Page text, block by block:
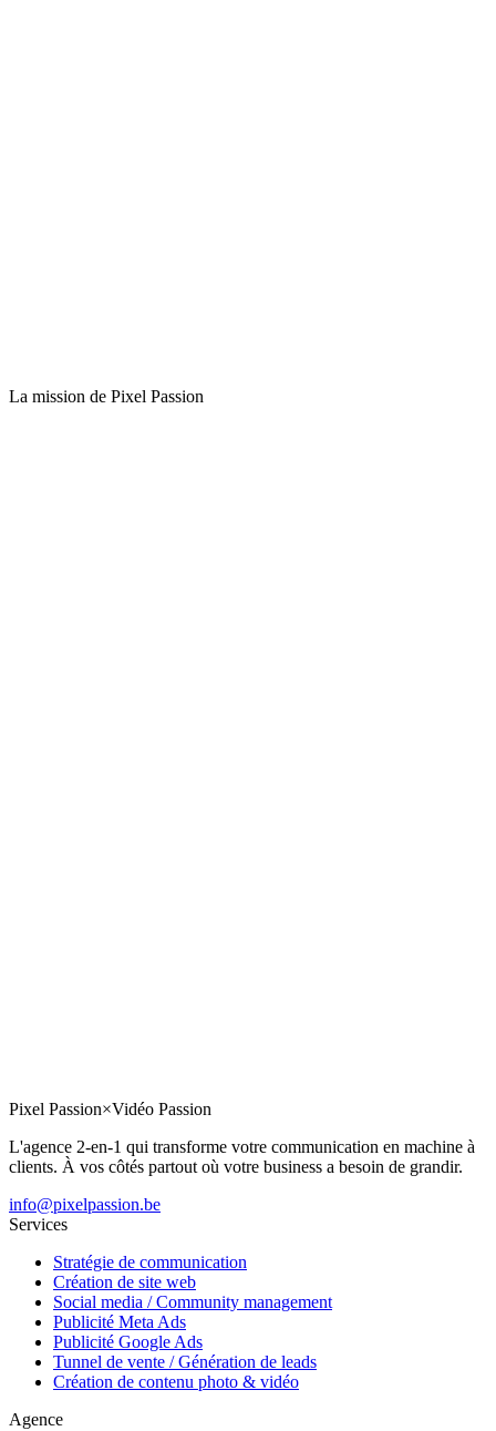
La mission de Pixel Passion
Pixel Passion×Vidéo Passion
L'agence 2-en-1 qui transforme votre communication en machine à
clients. À vos côtés partout où votre business a besoin de grandir.
info@pixelpassion.be
Services
Stratégie de communication
Création de site web
Social media / Community management
Publicité Meta Ads
Publicité Google Ads
Tunnel de vente / Génération de leads
Création de contenu photo & vidéo
Agence